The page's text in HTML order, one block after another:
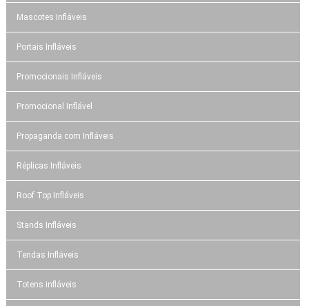
Mascotes Infláveis
Portais Infláveis
Promocionais Infláveis
Promocional Inflável
Propaganda com Infláveis
Réplicas Infláveis
Roof Top Infláveis
Stands Infláveis
Tendas Infláveis
Totens infláveis